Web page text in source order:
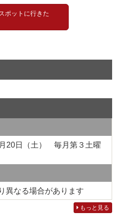
20日（土） 毎月第３土曜
なる場合があります
もっと見る